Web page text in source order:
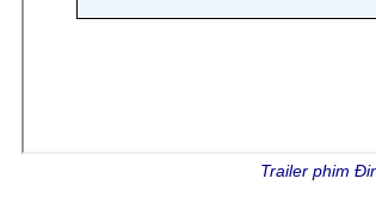
Trailer phim